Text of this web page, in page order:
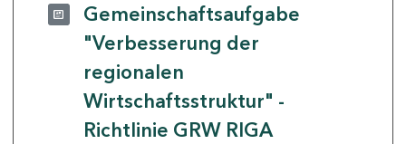
Gemeinschaftsaufgabe
"Verbesserung der
regionalen
Wirtschaftsstruktur" -
Richtlinie GRW RIGA